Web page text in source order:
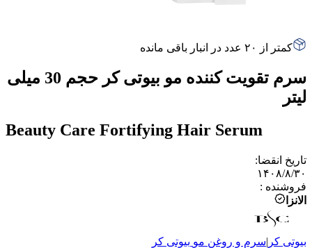
کمتر از ۲۰ عدد در انبار باقی مانده
سرم تقویت کننده مو بیوتی کر حجم 30 میلی
لیتر
Beauty Care Fortifying Hair Serum
تاریخ انقضا:
۱۴۰۸/۸/۳۰
فروشنده :
الانزا
بیوتی کر |سرم و روغن مو بیوتی کر